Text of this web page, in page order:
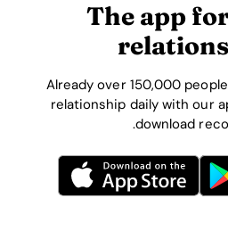
The app
Already over 150,000
relationship daily with our
download